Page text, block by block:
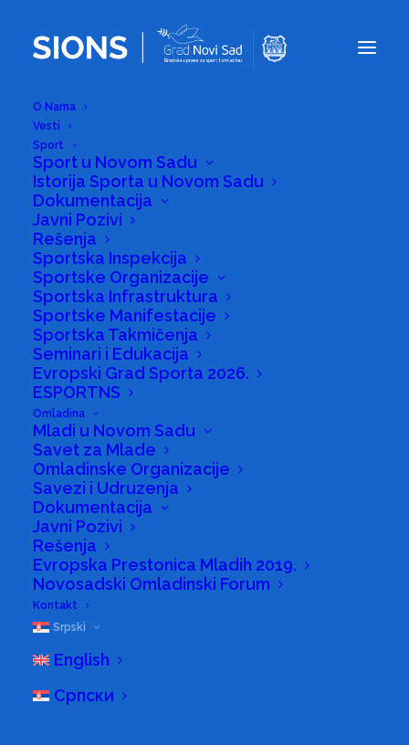
O Nama
Vesti
Sport
Sport u Novom Sadu
Istorija Sporta u Novom Sadu
Dokumentacija
Javni Pozivi
Rešenja
Sportska Inspekcija
Sportske Organizacije
Sportska Infrastruktura
Sportske Manifestacije
Sportska Takmičenja
Seminari i Edukacija
Evropski Grad Sporta 2026.
ESPORTNS
Omladina
Mladi u Novom Sadu
Savet za Mlade
Omladinske Organizacije
Savezi i Udruzenja
Dokumentacija
Javni Pozivi
Rešenja
Evropska Prestonica Mladih 2019.
Novosadski Omladinski Forum
Kontakt
Srpski
English
Српски
PARASTONOTENISERI -
PONOS NOVOG SADA I
SRBIJE
14/11/2025 | USPORT,VESTI | OD STRANE